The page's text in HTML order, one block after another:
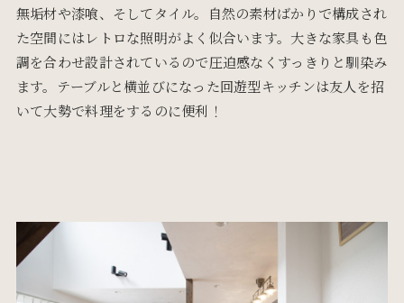
無垢材や漆喰、そしてタイル。自然の素材ばかりで構成され
た空間にはレトロな照明がよく似合います。大きな家具も色
調を合わせ設計されているので圧迫感なくすっきりと馴染み
ます。テーブルと横並びになった回遊型キッチンは友人を招
いて大勢で料理をするのに便利！